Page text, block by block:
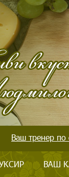
Ваш тренер по
ВАШ